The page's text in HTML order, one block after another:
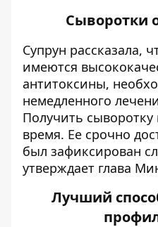
Сыворотки
Супрун рассказала,
имеются
антитоксины,
немедленного
Получить
время. Ее срочно
был зафиксирован
утверждает глава
Лучший